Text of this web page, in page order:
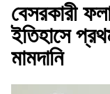
বেসরকারী
ইতিহাসে
মামদানি